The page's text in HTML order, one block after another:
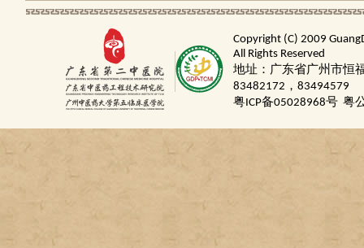
Copyright (C) 2009
All Rights Reserved
地址：广东省广州市
83482172，83494579
粤ICP备05028968号 粤